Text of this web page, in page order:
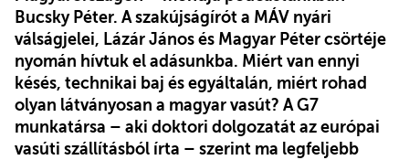
Bucsky Péter. A szakújságírót a MÁV nyári
válságjelei, Lázár János és Magyar Péter csörtéje
nyomán hívtuk el adásunkba. Miért van ennyi
késés, technikai baj és egyáltalán, miért rohad
olyan látványosan a magyar vasút? A G7
munkatársa – aki doktori dolgozatát az európai
vasúti szállításból írta – szerint ma legfeljebb